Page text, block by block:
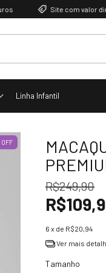
Site com valor direto de
Linha Infantil
OFF
R$249,90
6 x de R$20,94
Ver mais
Tamanho